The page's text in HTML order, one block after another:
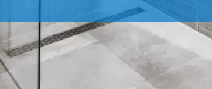
KITTER HEUMEN
kitter?